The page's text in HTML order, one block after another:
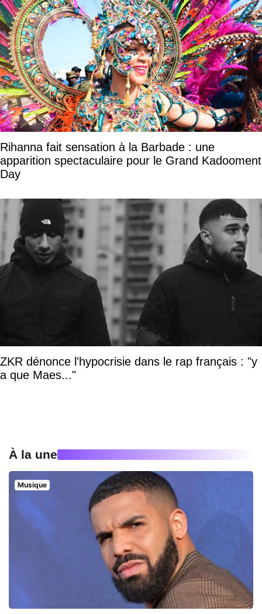
Rihanna fait sensation à la Barbade : une
apparition spectaculaire pour le Grand Kadooment
Day
ZKR dénonce l'hypocrisie dans le rap français : "y
a que Maes..."
À la une
Musique